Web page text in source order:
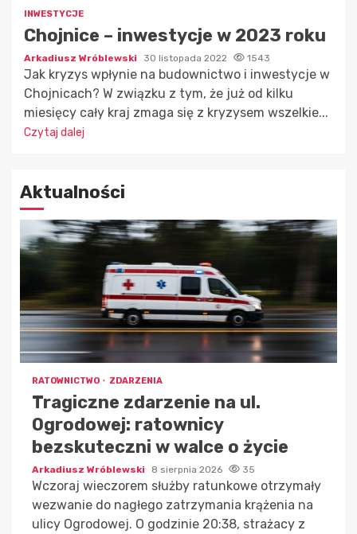
INWESTYCJE
Chojnice – inwestycje w 2023 roku
Arkadiusz Wróblewski 30 listopada 2022 1543
Jak kryzys wpłynie na budownictwo i inwestycje w
Chojnicach? W związku z tym, że już od kilku
miesięcy cały kraj zmaga się z kryzysem wszelkie...
Czytaj dalej
Aktualności
RATOWNICTWO ZDARZENIA
Tragiczne zdarzenie na ul.
Ogrodowej: ratownicy
bezskuteczni w walce o życie
Arkadiusz Wróblewski 8 sierpnia 2026 35
Wczoraj wieczorem służby ratunkowe otrzymały
wezwanie do nagłego zatrzymania krążenia na
ulicy Ogrodowej. O godzinie 20:38, strażacy z